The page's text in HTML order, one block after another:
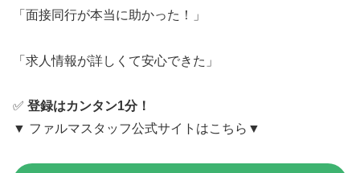
「面接同行が本当に助かった！」
「求人情報が詳しくて安心できた」
✅ 登録はカンタン1分！
▼ ファルマスタッフ公式サイトはこちら▼